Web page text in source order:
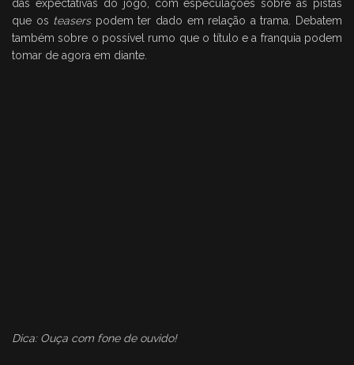
das expectativas do jogo, com especulações sobre as pistas
que os teaserspodem ter dado em relação a trama. Debatem
também sobre o possível rumo que o título e a franquia podem
tomar de agora em diante.
Dica: Ouça com fone de ouvido!